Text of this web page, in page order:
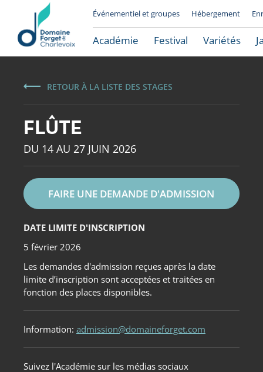
Le Domaine Forget
Événementiel et groupes Hébergement
Académie Festival Variétés
RETOUR À LA LISTE DES STAGES
FLÛTE
DU 14 AU 27 JUIN 2026
FAIRE UNE DEMANDE D'ADMISSION
DATE LIMITE D'INSCRIPTION
5 février 2026
Les demandes d'admission reçues après la date
limite d’inscription sont acceptées et traitées en
fonction des places disponibles.
Information: admission@domaineforget.com
Suivez l'Académie sur les médias sociaux